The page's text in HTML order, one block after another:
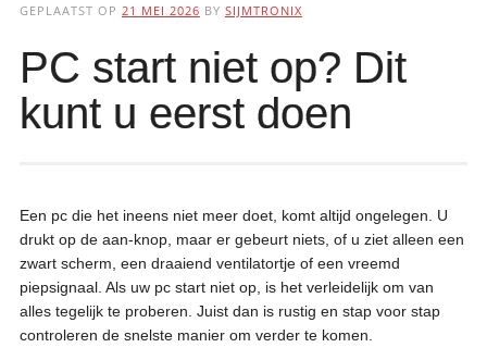
GEPLAATST OP 21 MEI 2026 BY SIJMTRONIX
PC start niet op? Dit
kunt u eerst doen
Een pc die het ineens niet meer doet, komt altijd ongelegen. U
drukt op de aan-knop, maar er gebeurt niets, of u ziet alleen een
zwart scherm, een draaiend ventilatortje of een vreemd
piepsignaal. Als uw pc start niet op, is het verleidelijk om van
alles tegelijk te proberen. Juist dan is rustig en stap voor stap
controleren de snelste manier om verder te komen.